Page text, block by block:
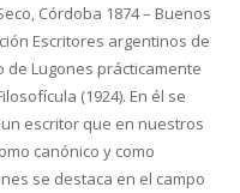
Córdoba 1874 – Buenos
Escritores argentinos de
de Lugones prácticamente
(1924). En él se
escritor que en nuestros
canónico y como
se destaca en el campo